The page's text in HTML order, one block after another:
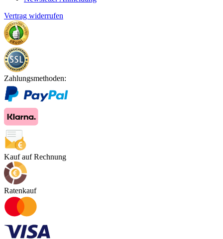
Vertrag widerrufen
Zahlungsmethoden:
Kauf auf Rechnung
Ratenkauf